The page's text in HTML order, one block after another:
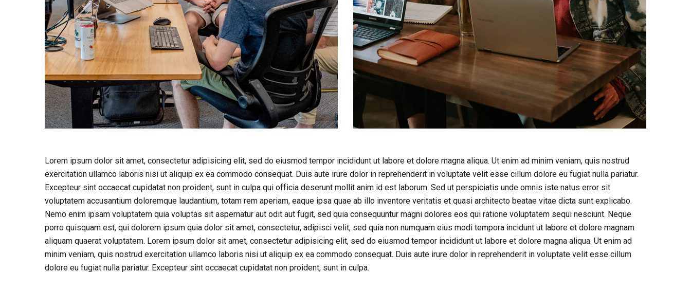
Lorem ipsum dolor sit amet, consectetur adipisicing elit, sed do eiusmod tempor incididunt ut labore et dolore magna aliqua. Ut enim ad minim veniam, quis nostrud
exercitation ullamco laboris nisi ut aliquip ex ea commodo consequat. Duis aute irure dolor in reprehenderit in voluptate velit esse cillum dolore eu fugiat nulla pariatur.
Excepteur sint occaecat cupidatat non proident, sunt in culpa qui officia deserunt mollit anim id est laborum. Sed ut perspiciatis unde omnis iste natus error sit
voluptatem accusantium doloremque laudantium, totam rem aperiam, eaque ipsa quae ab illo inventore veritatis et quasi architecto beatae vitae dicta sunt explicabo.
Nemo enim ipsam voluptatem quia voluptas sit aspernatur aut odit aut fugit, sed quia consequuntur magni dolores eos qui ratione voluptatem sequi nesciunt. Neque
porro quisquam est, qui dolorem ipsum quia dolor sit amet, consectetur, adipisci velit, sed quia non numquam eius modi tempora incidunt ut labore et dolore magnam
aliquam quaerat voluptatem. Lorem ipsum dolor sit amet, consectetur adipisicing elit, sed do eiusmod tempor incididunt ut labore et dolore magna aliqua. Ut enim ad
minim veniam, quis nostrud exercitation ullamco laboris nisi ut aliquip ex ea commodo consequat. Duis aute irure dolor in reprehenderit in voluptate velit esse cillum
dolore eu fugiat nulla pariatur. Excepteur sint occaecat cupidatat non proident, sunt in culpa.